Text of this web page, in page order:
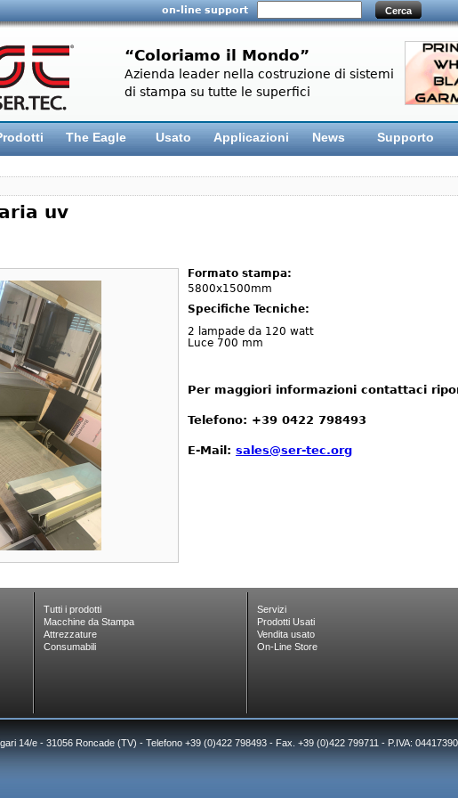
on-line support
“Coloriamo il Mondo”
Azienda leader nella costruzione di sistemi
di stampa su tutte le superfici
The Eagle Usato Applicazioni News Supporto
uv
Formato stampa:
5800x1500mm
Specifiche Tecniche:
2 lampade da 120 watt
Luce 700 mm
Per maggiori informazioni contattaci
Telefono: +39 0422 798493
E-Mail: sales@ser-tec.org
Tutti i prodotti
Macchine da Stampa
Attrezzature
Consumabili
Servizi
Prodotti Usati
Vendita usato
On-Line Store
14/e - 31056 Roncade (TV) - Telefono +39 (0)422 798493 - Fax. +39 (0)422 799711 - P.IVA: